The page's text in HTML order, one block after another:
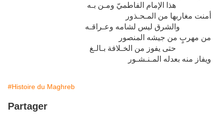
أمنت مغاربها من المـحـذور
من مهربٍ من جيشه المنصور
ويفاز منه بعدله المـنـشـور
#Histoire du Maghreb
Partager